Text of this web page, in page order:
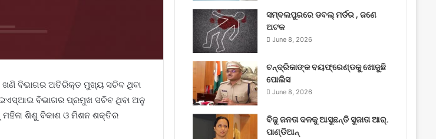
ବିଭାଗର ଅତିରିକ୍ତ ମୁଖ୍ୟ ସଚିବ ଥିବା
ବିଭାଗର ପ୍ରମୁଖ ସଚିବ ଥିବା ଅନୁ
ମହିଳା ଶିଶୁ ବିକାଶ ଓ ମିଶନ ଶକ୍ତିର
ସମ୍ବଲପୁରରେ ଡବଲ୍ ମର୍ଡର , ଜଣେ
ଅଟକ
June 8, 2026
ଚନ୍ଦ୍ରିକାଙ୍କ ବୟଫ୍ରେଣ୍ଡକୁ ଖୋଜୁଛି
ପୋଲିସ
June 8, 2026
ବିଜୁ ଜନତା ଦଳକୁ ଆସୁଛନ୍ତି ସୁଜାତା ଆର୍‌.
ପାଣ୍ଡିଆନ୍